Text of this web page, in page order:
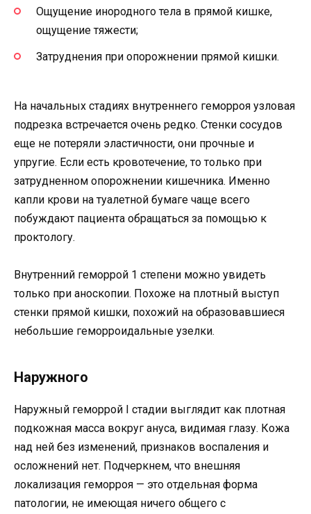
Ощущение инородного тела в прямой кишке,
ощущение тяжести;
Затруднения при опорожнении прямой кишки.
На начальных стадиях внутреннего геморроя узловая
подрезка встречается очень редко. Стенки сосудов
еще не потеряли эластичности, они прочные и
упругие. Если есть кровотечение, то только при
затрудненном опорожнении кишечника. Именно
капли крови на туалетной бумаге чаще всего
побуждают пациента обращаться за помощью к
проктологу.
Внутренний геморрой 1 степени можно увидеть
только при аноскопии. Похоже на плотный выступ
стенки прямой кишки, похожий на образовавшиеся
небольшие геморроидальные узелки.
Наружного
Наружный геморрой I стадии выглядит как плотная
подкожная масса вокруг ануса, видимая глазу. Кожа
над ней без изменений, признаков воспаления и
осложнений нет. Подчеркнем, что внешняя
локализация геморроя — это отдельная форма
патологии, не имеющая ничего общего с